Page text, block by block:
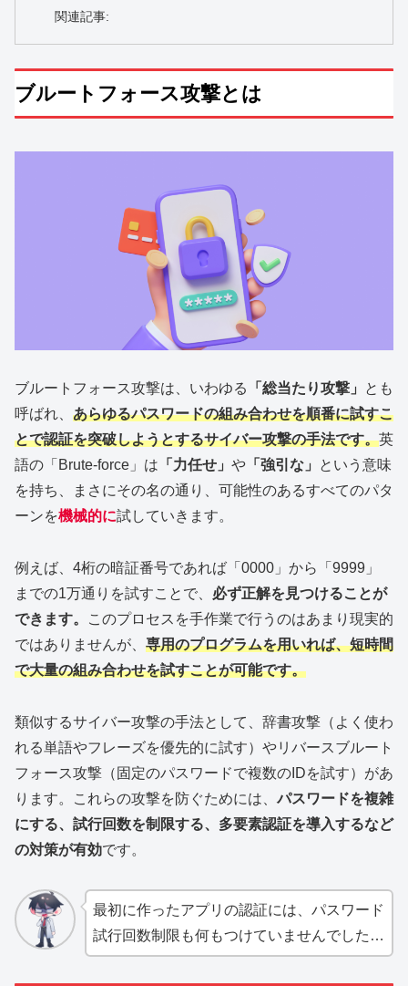
関連記事:
ブルートフォース攻撃とは
ブルートフォース攻撃は、いわゆる 「総当たり攻撃」
とも
呼ばれ、 あらゆるパスワードの組み合わせを順番に試すこ
とで認証を突破しようとするサイバー攻撃の手法です。英
語の「Brute-force」は 「力任せ」 や 「強引な」
という意味
を持ち、まさにその名の通り、可能性のあるすべてのパタ
ーンを機械的に試していきます。
例えば、4桁の暗証番号であれば「0000」から「9999」
までの1万通りを試すことで、 必ず正解を見つけることが
できます。
このプロセスを手作業で行うのはあまり現実的
ではありませんが、 専用のプログラムを用いれば、短時間
で大量の組み合わせを試すことが可能です。
類似するサイバー攻撃の手法として、辞書攻撃（よく使わ
れる単語やフレーズを優先的に試す）やリバースブルート
フォース攻撃（固定のパスワードで複数のIDを試す）があ
ります。これらの攻撃を防ぐためには、 パスワードを複雑
にする、試行回数を制限する、多要素認証を導入するなど
の対策が有効です。
最初に作ったアプリの認証には、パスワード
試行回数制限も何もつけていませんでした…